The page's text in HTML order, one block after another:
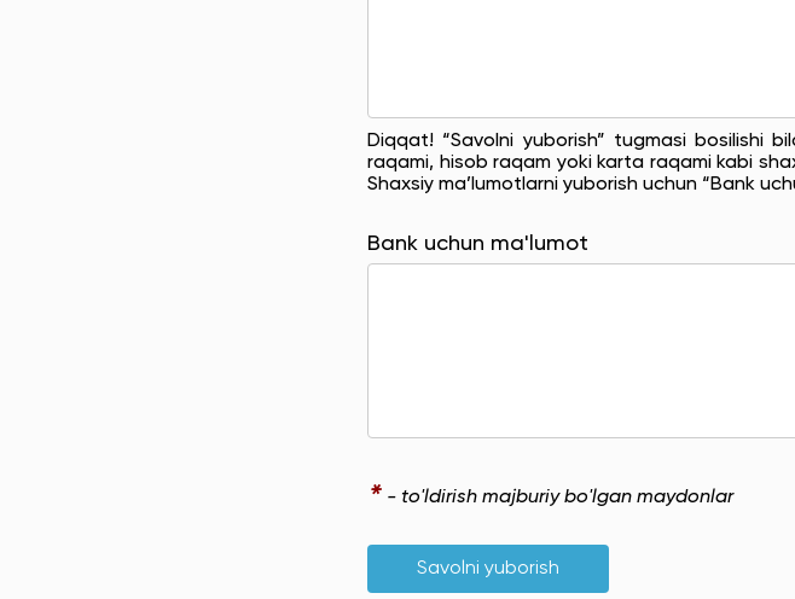
Diqqat! “Savolni yuborish” tugmasi bosilishi
raqami, hisob raqam yoki karta raqami kabi
Shaxsiy ma’lumotlarni yuborish uchun “Bank
Bank uchun ma'lumot
* - to'ldirish majburiy bo'lgan maydonlar
Savolni yuborish